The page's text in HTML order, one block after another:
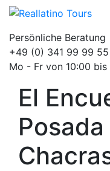
Persönliche Beratung
+49 (0) 341 99 99 55
Mo - Fr von 10:00 bis
El